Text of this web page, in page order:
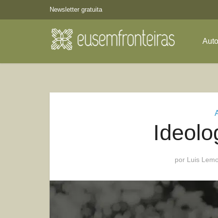
Newsletter gratuita
por Luis